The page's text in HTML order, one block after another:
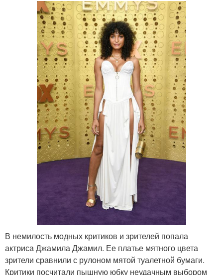
В немилость модных критиков и зрителей попала
актриса Джамила Джамил. Ее платье мятного цвета
зрители сравнили с рулоном мятой туалетной бумаги.
Критики посчитали пышную юбку неудачным выбором